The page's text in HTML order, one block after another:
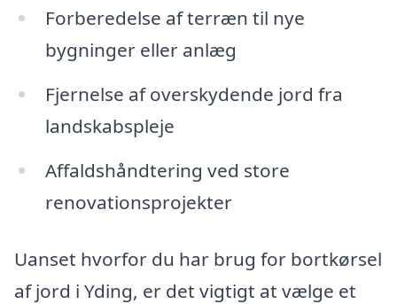
Forberedelse af terræn til nye
bygninger eller anlæg
Fjernelse af overskydende jord fra
landskabspleje
Affaldshåndtering ved store
renovationsprojekter
Uanset hvorfor du har brug for bortkørsel
af jord i Yding, er det vigtigt at vælge et